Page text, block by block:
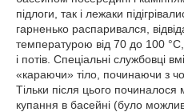
підлоги, так і лежаки
гарненько распаривался,
температурою від 70 до 100
і потів. Спеціальні службовці
«караючи» тіло, починаючи з
Тільки після цього
купання в басейні (було